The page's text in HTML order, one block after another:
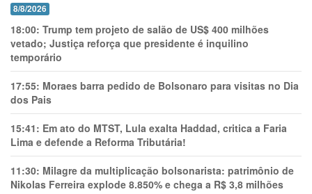
8/8/2026
18:00: Trump tem projeto de salão de US$ 400 milhões
vetado; Justiça reforça que presidente é inquilino
temporário
17:55: Moraes barra pedido de Bolsonaro para visitas no Dia
dos Pais
15:41: Em ato do MTST, Lula exalta Haddad, critica a Faria
Lima e defende a Reforma Tributária!
11:30: Milagre da multiplicação bolsonarista: patrimônio de
Nikolas Ferreira explode 8.850% e chega a R$ 3,8 milhões